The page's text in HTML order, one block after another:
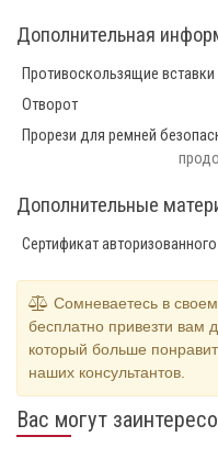
Дополнительная
Противоскользящие вставки
Отворот
Прорези для ремней
Дополнительные
Сертификат
Сомневаетесь в
бесплатно привезти вам
который больше
наших консультантов.
Вас могут